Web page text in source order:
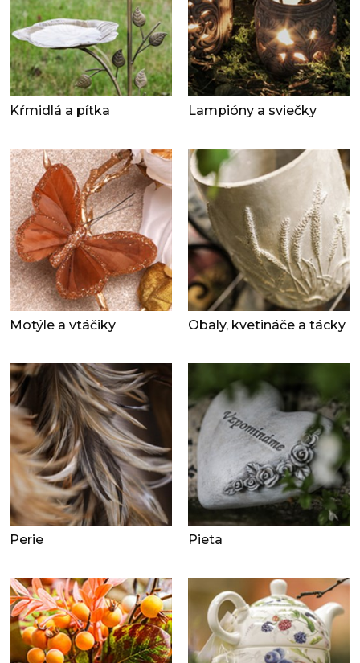
Kŕmidlá a pítka Lampióny a sviečky
Motýle a vtáčiky Obaly, kvetináče a tácky
Perie Pieta